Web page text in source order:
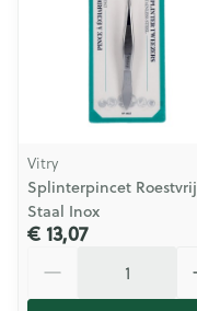
Vitry
Splinterpincet Roestvrij
Staal Inox
€ 13,07